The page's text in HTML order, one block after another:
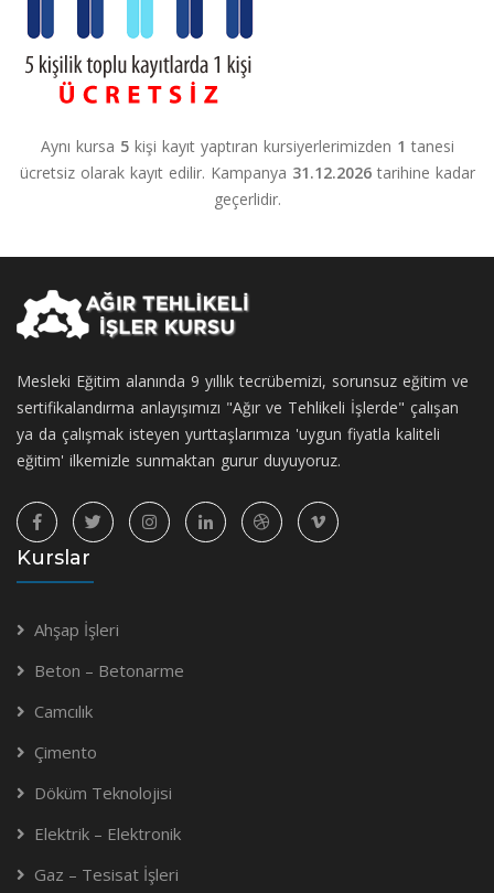
Aynı kursa 5kişi kayıt yaptıran kursiyerlerimizden 1 tanesi
ücretsiz olarak kayıt edilir. Kampanya 31.12.2026tarihine kadar
geçerlidir.
Mesleki Eğitim alanında 9 yıllık tecrübemizi, sorunsuz eğitim ve
sertifikalandırma anlayışımızı "Ağır ve Tehlikeli İşlerde" çalışan
ya da çalışmak isteyen yurttaşlarımıza 'uygun fiyatla kaliteli
eğitim' ilkemizle sunmaktan gurur duyuyoruz.
Kurslar
Ahşap İşleri
Beton – Betonarme
Camcılık
Çimento
Döküm Teknolojisi
Elektrik – Elektronik
Gaz – Tesisat İşleri